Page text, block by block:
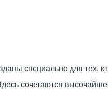
специально для тех,
сочетаются